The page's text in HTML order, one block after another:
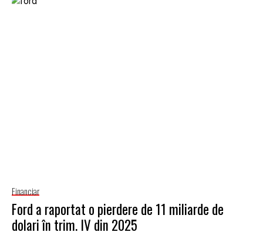
Financiar
Ford a raportat o pierdere de 11 miliarde de
dolari în trim. IV din 2025